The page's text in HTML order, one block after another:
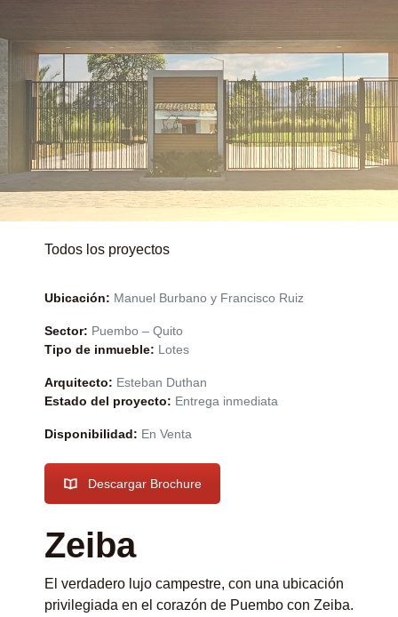
Todos los proyectos
Ubicación: Manuel Burbano y Francisco Ruiz
Sector: Puembo – Quito
Tipo de inmueble: Lotes
Arquitecto: Esteban Duthan
Estado del proyecto: Entrega inmediata
Disponibilidad: En Venta
Descargar Brochure
Zeiba
El verdadero lujo campestre, con una ubicación
privilegiada en el corazón de Puembo con Zeiba.